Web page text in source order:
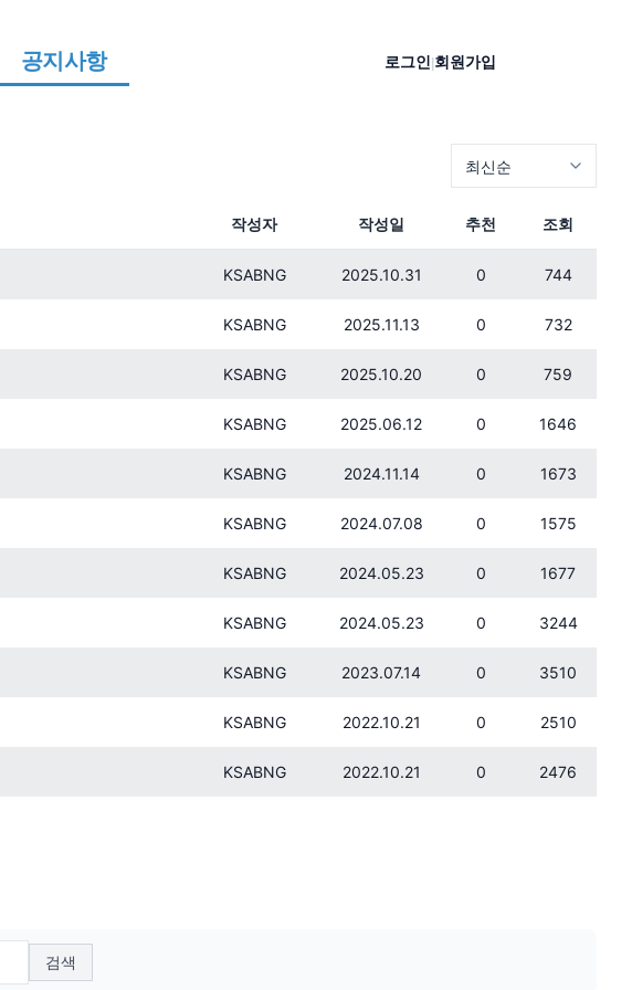
공지사항 로그인 |회원가입
작성자 작성일 추천 조회
KSABNG 2025.10.31 0 744
KSABNG 2025.11.13 0 732
KSABNG 2025.10.20 0 759
KSABNG 2025.06.12 0 1646
KSABNG 2024.11.14 0 1673
KSABNG 2024.07.08 0 1575
KSABNG 2024.05.23 0 1677
KSABNG 2024.05.23 0 3244
KSABNG 2023.07.14 0 3510
KSABNG 2022.10.21 0 2510
KSABNG 2022.10.21 0 2476
검색